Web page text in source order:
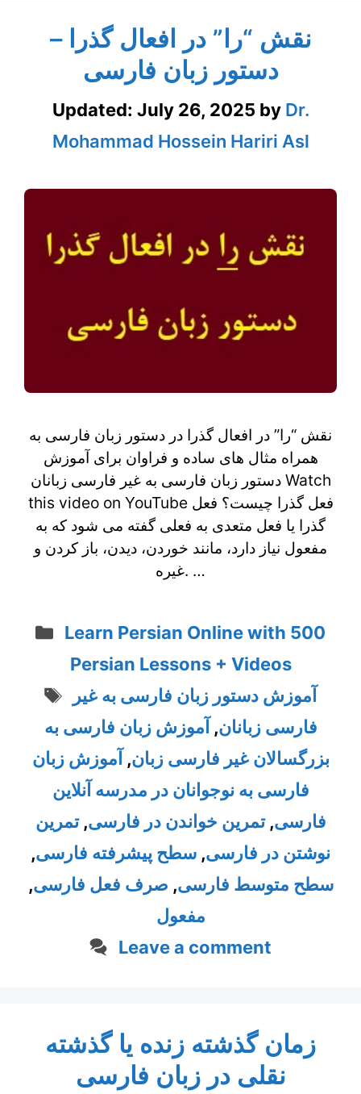
نقش “را” در افعال گذرا –
دستور زبان فارسی
Updated: July 26, 2025 by Dr.
Mohammad Hossein Hariri Asl
نقش “را” در افعال گذرا در دستور زبان فارسی به
همراه مثال های ساده و فراوان برای آموزش
دستور زبان فارسی به غیر فارسی زبانان Watch
this video on YouTube فعل گذرا چیست؟ فعل
گذرا یا فعل متعدی به فعلی گفته می شود که به
مفعول نیاز دارد، مانند خوردن، دیدن، باز کردن و
غیره. …
Categories
Learn Persian Online with 500
Persian Lessons + Videos
Tags
آموزش دستور زبان فارسی به غیر
فارسی زبانان, آموزش زبان فارسی به
بزرگسالان غیر فارسی زبان, آموزش زبان
فارسی به نوجوانان در مدرسه آنلاین
فارسی,تمرین خواندن در فارسی,تمرین
نوشتن در فارسی, سطح پیشرفته فارسی,
سطح متوسط فارسی, صرف فعل فارسی,
مفعول
Leave a comment
زمان گذشته زنده یا گذشته
نقلی در زبان فارسی